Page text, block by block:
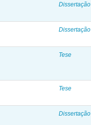
Dissertação
Dissertação
Tese
Tese
Dissertação